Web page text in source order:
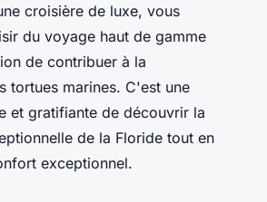
croisière de luxe, vous
du voyage haut de gamme
de contribuer à la
tortues marines. C'est une
et gratifiante de découvrir la
de la Floride tout en
exceptionnel.